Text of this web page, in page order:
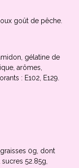
goût de pêche.
gélatine de
arômes,
: E102, E129.
0g, dont
52.85g,